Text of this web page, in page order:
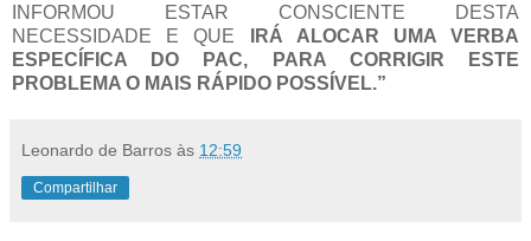
INFORMOU ESTAR CONSCIENTE DESTA
NECESSIDADE E QUE
IRÁ ALOCAR UMA VERBA
ESPECÍFICA DO PAC, PARA CORRIGIR ESTE
PROBLEMA O MAIS RÁPIDO POSSÍVEL.”
Leonardo de Barros às 12:59
Compartilhar